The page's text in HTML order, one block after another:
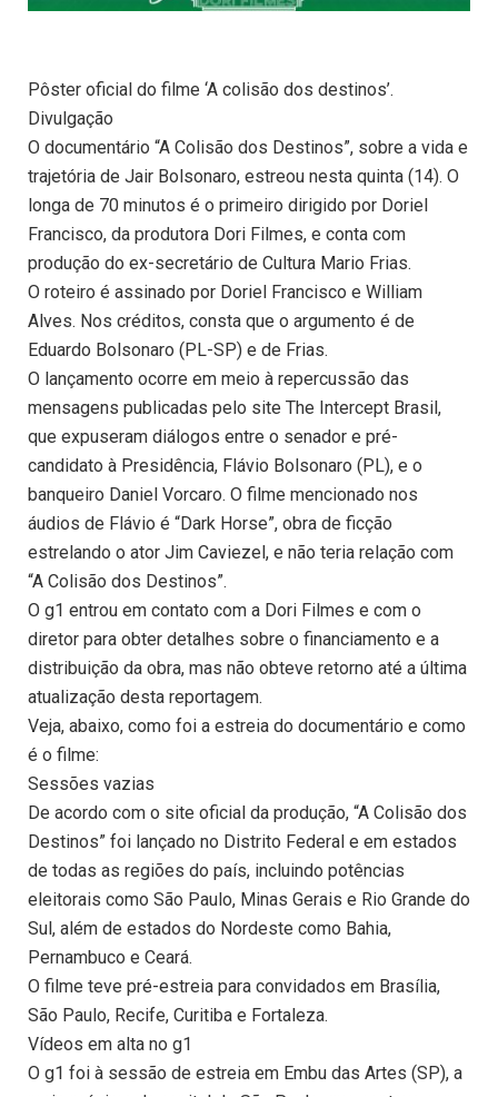
Pôster oficial do filme ‘A colisão dos destinos’.
Divulgação
O documentário “A Colisão dos Destinos”, sobre a vida e
trajetória de Jair Bolsonaro, estreou nesta quinta (14). O
longa de 70 minutos é o primeiro dirigido por Doriel
Francisco, da produtora Dori Filmes, e conta com
produção do ex-secretário de Cultura Mario Frias.
O roteiro é assinado por Doriel Francisco e William
Alves. Nos créditos, consta que o argumento é de
Eduardo Bolsonaro (PL-SP) e de Frias.
O lançamento ocorre em meio à repercussão das
mensagens publicadas pelo site The Intercept Brasil,
que expuseram diálogos entre o senador e pré-
candidato à Presidência, Flávio Bolsonaro (PL), e o
banqueiro Daniel Vorcaro. O filme mencionado nos
áudios de Flávio é “Dark Horse”, obra de ficção
estrelando o ator Jim Caviezel, e não teria relação com
“A Colisão dos Destinos”.
O g1 entrou em contato com a Dori Filmes e com o
diretor para obter detalhes sobre o financiamento e a
distribuição da obra, mas não obteve retorno até a última
atualização desta reportagem.
Veja, abaixo, como foi a estreia do documentário e como
é o filme:
Sessões vazias
De acordo com o site oficial da produção, “A Colisão dos
Destinos” foi lançado no Distrito Federal e em estados
de todas as regiões do país, incluindo potências
eleitorais como São Paulo, Minas Gerais e Rio Grande do
Sul, além de estados do Nordeste como Bahia,
Pernambuco e Ceará.
O filme teve pré-estreia para convidados em Brasília,
São Paulo, Recife, Curitiba e Fortaleza.
Vídeos em alta no g1
O g1 foi à sessão de estreia em Embu das Artes (SP), a